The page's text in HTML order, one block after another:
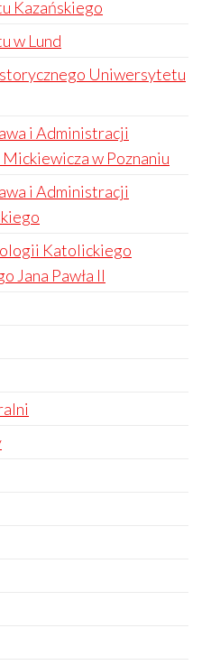
Kazańskiego
w Lund
Uniwersytetu
i Administracji
w Poznaniu
i Administracji
Katolickiego
Jana Pawła II